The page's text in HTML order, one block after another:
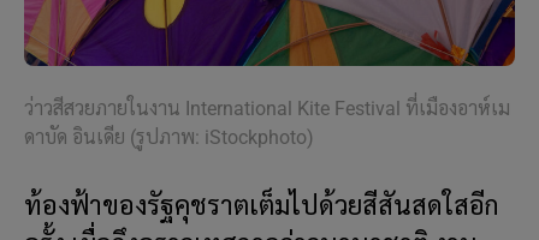
ว่าวสีสวยภายในงาน International Kite Festival ที่เมืองอาห์เม
ดาบัด อินเดีย (รูปภาพ: iStockphoto)
ท้องฟ้าของรัฐคุชราตเต็มไปด้วยสีสันสดใสอีก